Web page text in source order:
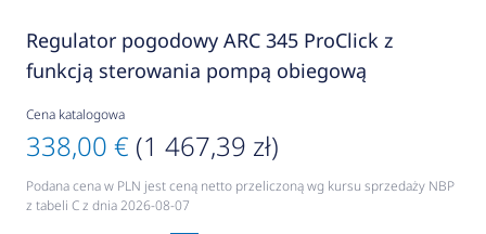
Regulator pogodowy ARC 345 ProClick z
funkcją sterowania pompą obiegową
Cena katalogowa
338,00 € (1 467,39 zł)
Podana cena w PLN jest ceną netto przeliczoną wg kursu sprzedaży NBP
z tabeli C z dnia 2026-08-07